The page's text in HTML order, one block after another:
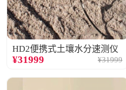
HD2便携式土壤水分速测仪
¥31999 ¥31999